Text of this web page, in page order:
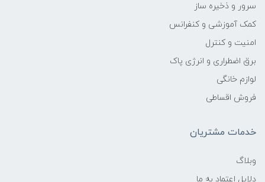
محدوده سرعت پردازنده
سرور و ذخیره ساز
کمک آموزشی و کنفرانس
امنیت و کنترل
برق اضطراری و انرژی پاک
لوازم خانگی
فروش اقساطی
خدمات مشتریان
وبلاگ
دلایل اعتماد به ما